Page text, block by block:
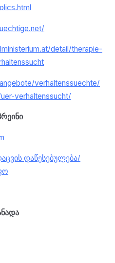
detail/therapie-
angebote/verhaltenssuechte/
verhaltenssucht/
დაწესებულება/